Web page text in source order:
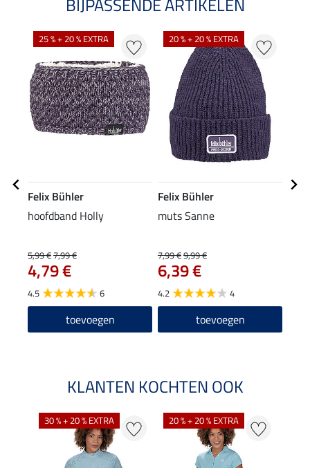
BIJPASSENDE ARTIKELEN
25 % + 20 % EXTRA
Felix Bühler
hoofdband Holly
5,99 €7,99 €
4,79 €
4.5 6
toevoegen
20 % + 20 % EXTRA
Felix Bühler
muts Sanne
7,99 €9,99 €
6,39 €
4.2 4
toevoegen
KLANTEN KOCHTEN OOK
30 % + 20 % EXTRA 20 % + 20 % EXTRA